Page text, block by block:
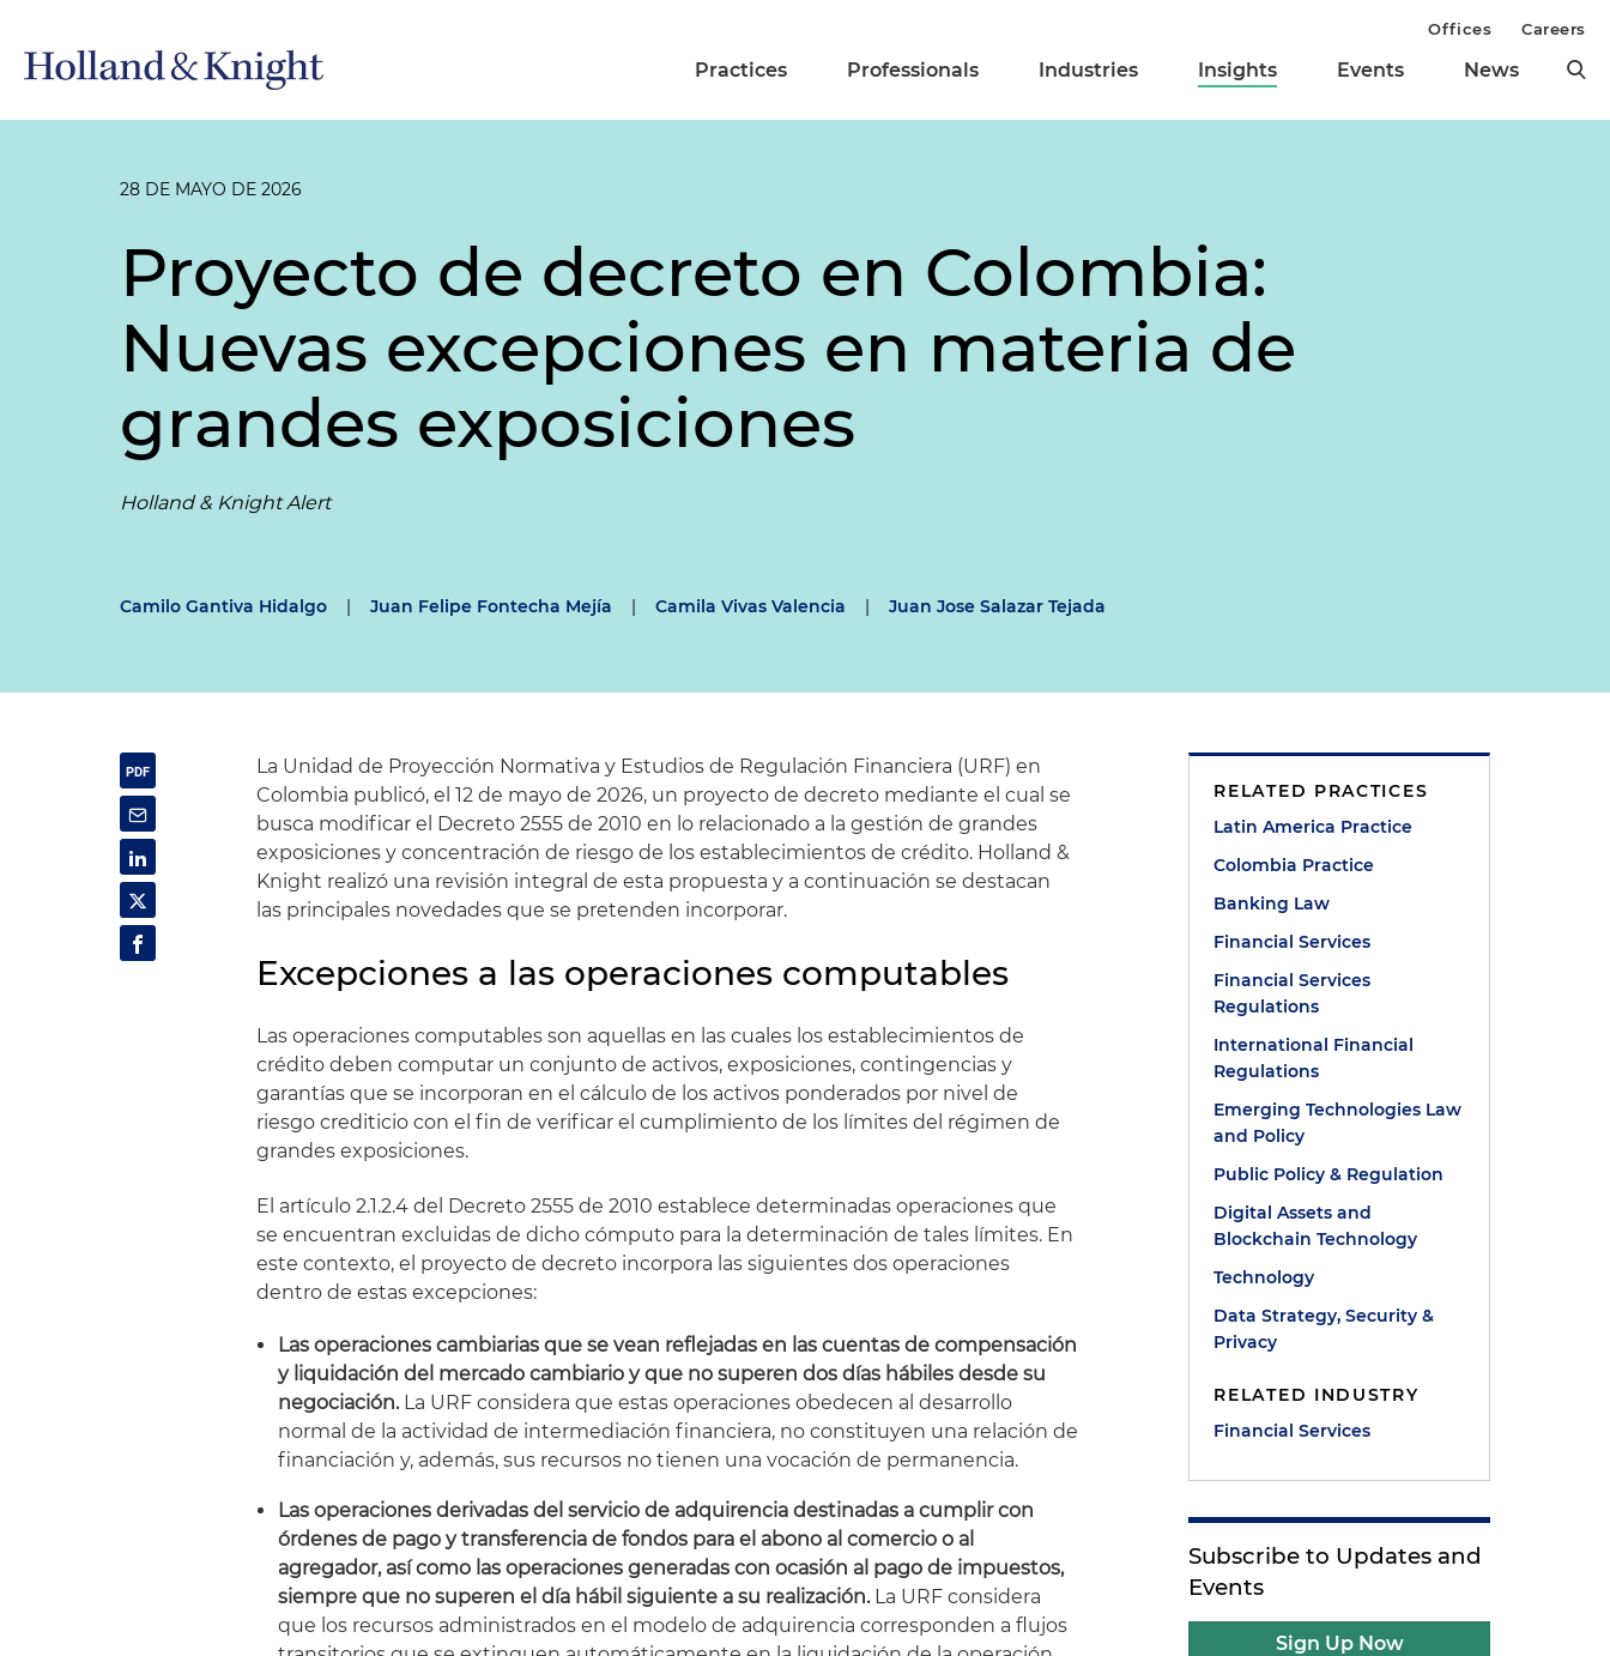
Practices Professionals Industries Insights Events News
Offices Careers
28 DE MAYO DE 2026
Proyecto de decreto en Colombia:
Nuevas excepciones en materia de
grandes exposiciones
Holland & Knight Alert
Camilo Gantiva Hidalgo | Juan Felipe Fontecha Mejía | Camila Vivas Valencia | Juan Jose Salazar Tejada
La Unidad de Proyección Normativa y Estudios de Regulación Financiera (URF) en
Colombia publicó, el 12 de mayo de 2026, un proyecto de decreto mediante el cual se
busca modificar el Decreto 2555 de 2010 en lo relacionado a la gestión de grandes
exposiciones y concentración de riesgo de los establecimientos de crédito. Holland &
Knight realizó una revisión integral de esta propuesta y a continuación se destacan
las principales novedades que se pretenden incorporar.
Excepciones a las operaciones computables
Las operaciones computables son aquellas en las cuales los establecimientos de
crédito deben computar un conjunto de activos, exposiciones, contingencias y
garantías que se incorporan en el cálculo de los activos ponderados por nivel de
riesgo crediticio con el fin de verificar el cumplimiento de los límites del régimen de
grandes exposiciones.
El artículo 2.1.2.4 del Decreto 2555 de 2010 establece determinadas operaciones que
se encuentran excluidas de dicho cómputo para la determinación de tales límites. En
este contexto, el proyecto de decreto incorpora las siguientes dos operaciones
dentro de estas excepciones:
Las operaciones cambiarias que se vean reflejadas en las cuentas de compensación
y liquidación del mercado cambiario y que no superen dos días hábiles desde su
negociación.La URF considera que estas operaciones obedecen al desarrollo
normal de la actividad de intermediación financiera, no constituyen una relación de
financiación y, además, sus recursos no tienen una vocación de permanencia.
Las operaciones derivadas del servicio de adquirencia destinadas a cumplir con
órdenes de pago y transferencia de fondos para el abono al comercio o al
agregador, así como las operaciones generadas con ocasión al pago de impuestos,
siempre que no superen el día hábil siguiente a su realización.La URF considera
que los recursos administrados en el modelo de adquirencia corresponden a flujos
RELATED PRACTICES
Latin America Practice
Colombia Practice
Banking Law
Financial Services
Financial Services
Regulations
International Financial
Regulations
Emerging Technologies Law
and Policy
Public Policy & Regulation
Digital Assets and
Blockchain Technology
Technology
Data Strategy, Security &
Privacy
RELATED INDUSTRY
Financial Services
Subscribe to Updates and
Events
Sign Up Now